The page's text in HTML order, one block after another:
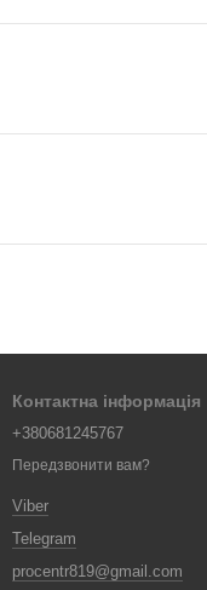
Контактна інформація
+380681245767
Передзвонити вам?
Viber
Telegram
procentr819@gmail.com